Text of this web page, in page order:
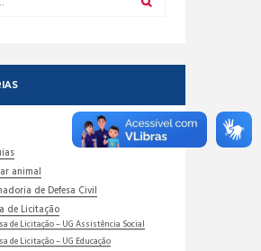
animal
de Defesa Civil
de Licitação
de Licitação – UG Assistência Social
de Licitação – UG Educação